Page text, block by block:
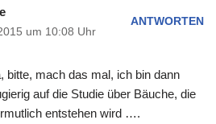
um 10:08 Uhr
ANTWORTEN
bitte, mach das mal, ich bin dann
auf die Studie über Bäuche, die
entstehen wird ….